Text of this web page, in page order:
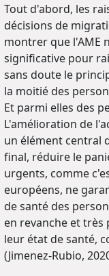
Tout d'abord, les
décisions de
montrer que l'AME
significative pour
sans doute le
la moitié des
Et parmi elles des
L'amélioration de
un élément central
final, réduire le
urgents, comme
européens, ne
de santé des
en revanche et
leur état de santé,
(Jimenez-Rubio,